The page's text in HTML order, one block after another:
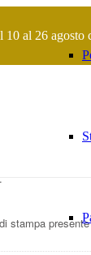
al 26
stampa